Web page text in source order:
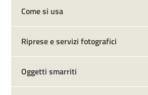
Come si usa
Riprese e servizi fotografici
Oggetti smarriti